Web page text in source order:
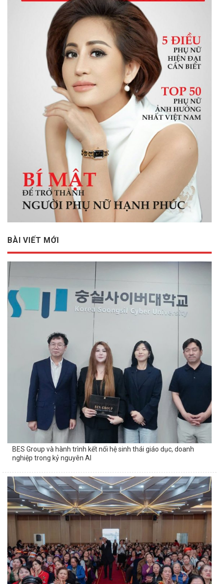
BÀI VIẾT MỚI
BES Group và hành trình kết nối hệ sinh thái giáo dục, doanh
nghiệp trong kỷ nguyên AI